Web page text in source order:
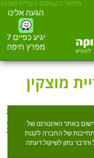
מיחזור בקבוקים בקריית מוצקין‏
באתר האינטרנט של
של החברה לקנות
נתון לשיקול דעתה
הגעה אלינו
יגיע כפיים 7
מפרץ חיפה
מוצקין‏
? הנקודה הירוקה מספקת
למעלה מעשרים שנים.
ברי פקדון, פלסטיק, זכוכית